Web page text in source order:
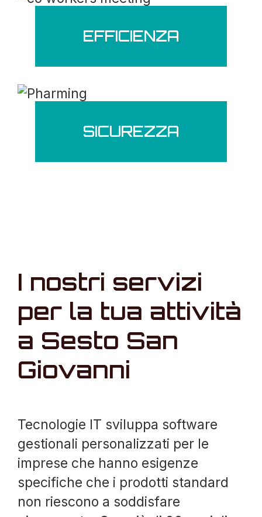
EFFICIENZA
SICUREZZA
I nostri servizi
per la tua attività
a Sesto San
Giovanni
Tecnologie IT sviluppa software
gestionali personalizzati per le
imprese che hanno esigenze
specifiche che i prodotti standard
non riescono a soddisfare